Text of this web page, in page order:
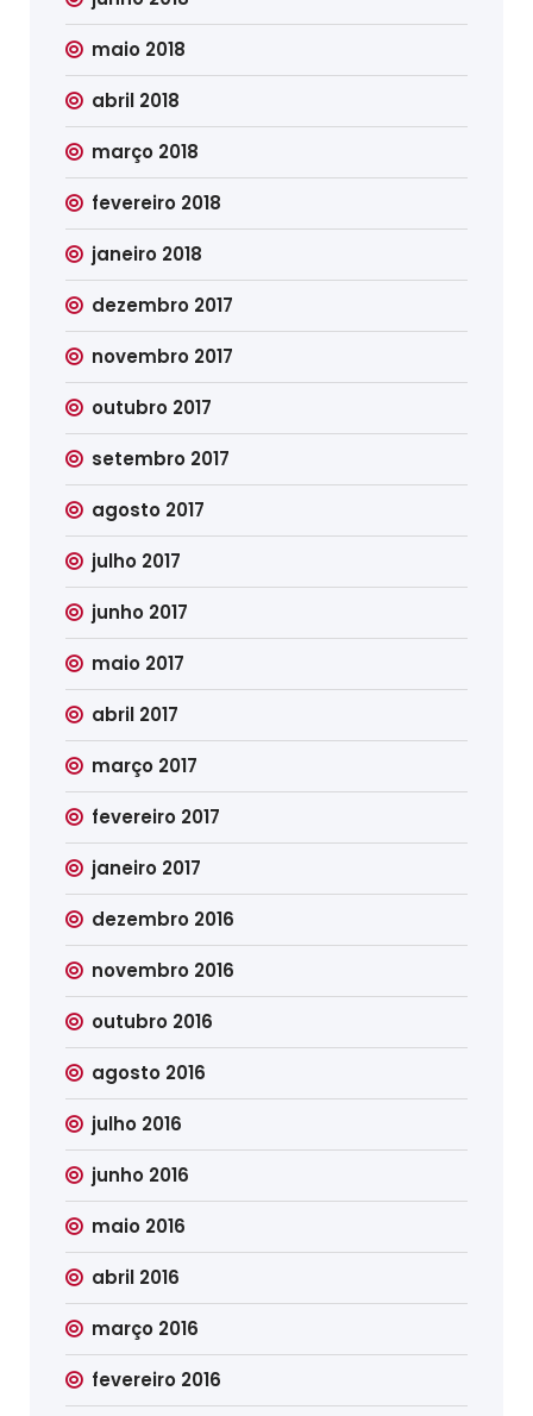
maio 2018
abril 2018
março 2018
fevereiro 2018
janeiro 2018
dezembro 2017
novembro 2017
outubro 2017
setembro 2017
agosto 2017
julho 2017
junho 2017
maio 2017
abril 2017
março 2017
fevereiro 2017
janeiro 2017
dezembro 2016
novembro 2016
outubro 2016
agosto 2016
julho 2016
junho 2016
maio 2016
abril 2016
março 2016
fevereiro 2016